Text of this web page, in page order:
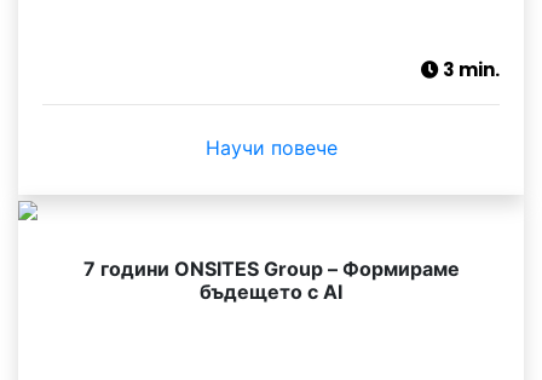
3 min.
Научи повече
7 години ONSITES Group – Формираме
бъдещето с AI